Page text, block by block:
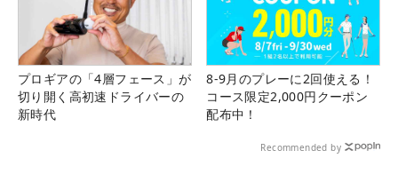
プロギアの「4層フェース」が
切り開く高初速ドライバーの
新時代
8-9月のプレーに2回使える！
コース限定2,000円クーポン
配布中！
Recommended by